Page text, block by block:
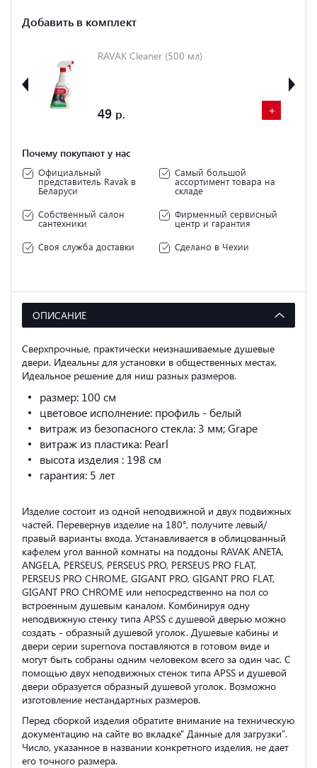
Добавить в комплект
RAVAK Cleaner (500 мл)
49 +
Почему покупают у нас
Официальный
представитель Ravak в
Беларуси
Самый большой
ассортимент товара на
складе
Собственный салон
сантехники
Фирменный сервисный
центр и гарантия
Своя служба доставки
Сделано в Чехии
ОПИСАНИЕ
Сверхпрочные, практически неизнашиваемые душевые
двери. Идеальны для установки в общественных местах.
Идеальное решение для ниш разных размеров.
размер: 100 см
цветовое исполнение: профиль - белый
витраж из безопасного стекла: 3 мм; Grape
витраж из пластика: Pearl
высота изделия : 198 cм
гарантия: 5 лет
Изделие состоит из одной неподвижной и двух подвижных
частей. Перевернув изделие на 180°, получите левый/
правый варианты входа. Устанавливается в облицованный
кафелем угол ванной комнаты на поддоны RAVAK ANETA,
ANGELA, PERSEUS, PERSEUS PRO, PERSEUS PRO FLAT,
PERSEUS PRO CHROME, GIGANT PRO, GIGANT PRO FLAT,
GIGANT PRO CHROME или непосредственно на пол со
встроенным душевым каналом. Комбинируя одну
неподвижную стенку типа APSS с душевой дверью можно
создать - образный душевой уголок. Душевые кабины и
двери серии supernova поставляются в готовом виде и
могут быть собраны одним человеком всего за один час. С
помощью двух неподвижных стенок типа APSS и душевой
двери образуется образный душевой уголок. Возможно
изготовление нестандартных размеров.
Перед сборкой изделия обратите внимание на техническую
документацию на сайте во вкладке" Данные для загрузки".
Число, указанное в названии конкретного изделия, не дает
его точного размера.